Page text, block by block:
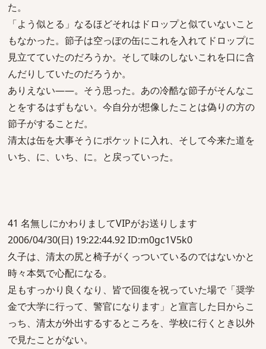
た。
「よう似とる」なるほどそれはドロップと似ていないこと
もなかった。節子は空っぽの缶にこれを入れてドロップに
見立てていたのだろうか。そして味のしないこれを口に含
んだりしていたのだろうか。
ありえない――。そう思った。あの冷酷な節子がそんなこ
とをするはずもない。今自分が想像したことは偽りの方の
節子がすることだ。
清太は缶を大事そうにポケットに入れ、そして今来た道を
いち、に、いち、に。と戻っていった。
41 名無しにかわりましてVIPがお送りします
2006/04/30(日) 19:22:44.92 ID:m0gc1V5k0
久子は、清太の尻と椅子がくっついているのではないかと
時々本気で心配になる。
足もすっかり良くなり、皆で回復を祝っていた場で「奨学
金で大学に行って、警官になります」と宣言した日からこ
っち、清太が外出するするところを、学校に行くとき以外
で見たことがない。